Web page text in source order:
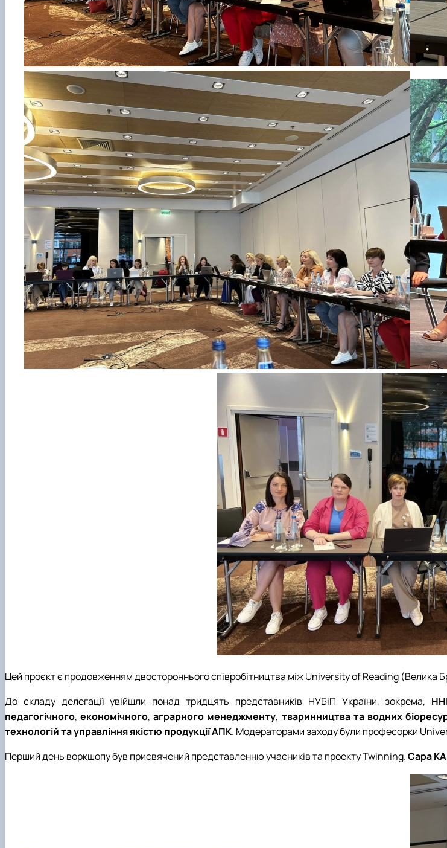
Цей проєкт є продовженням двостороннього співробітництва між University of Reading (Велика
До складу делегації увійшли понад тридцять представників НУБіП України, зокрема,
педагогічного,економічного,аграрного менеджменту, тваринництва та водних
технологійтауправлінняякістю продукціїАПК. Модераторами заходу були професорки
Перший день воркшопу був присвячений представленню учасників та проекту Twinning.Сара